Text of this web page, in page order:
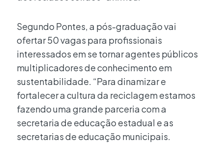
Segundo Pontes, a pós-graduação vai
ofertar 50 vagas para profissionais
interessados em se tornar agentes públicos
multiplicadores de conhecimento em
sustentabilidade. “Para dinamizar e
fortalecer a cultura da reciclagem estamos
fazendo uma grande parceria com a
secretaria de educação estadual e as
secretarias de educação municipais.